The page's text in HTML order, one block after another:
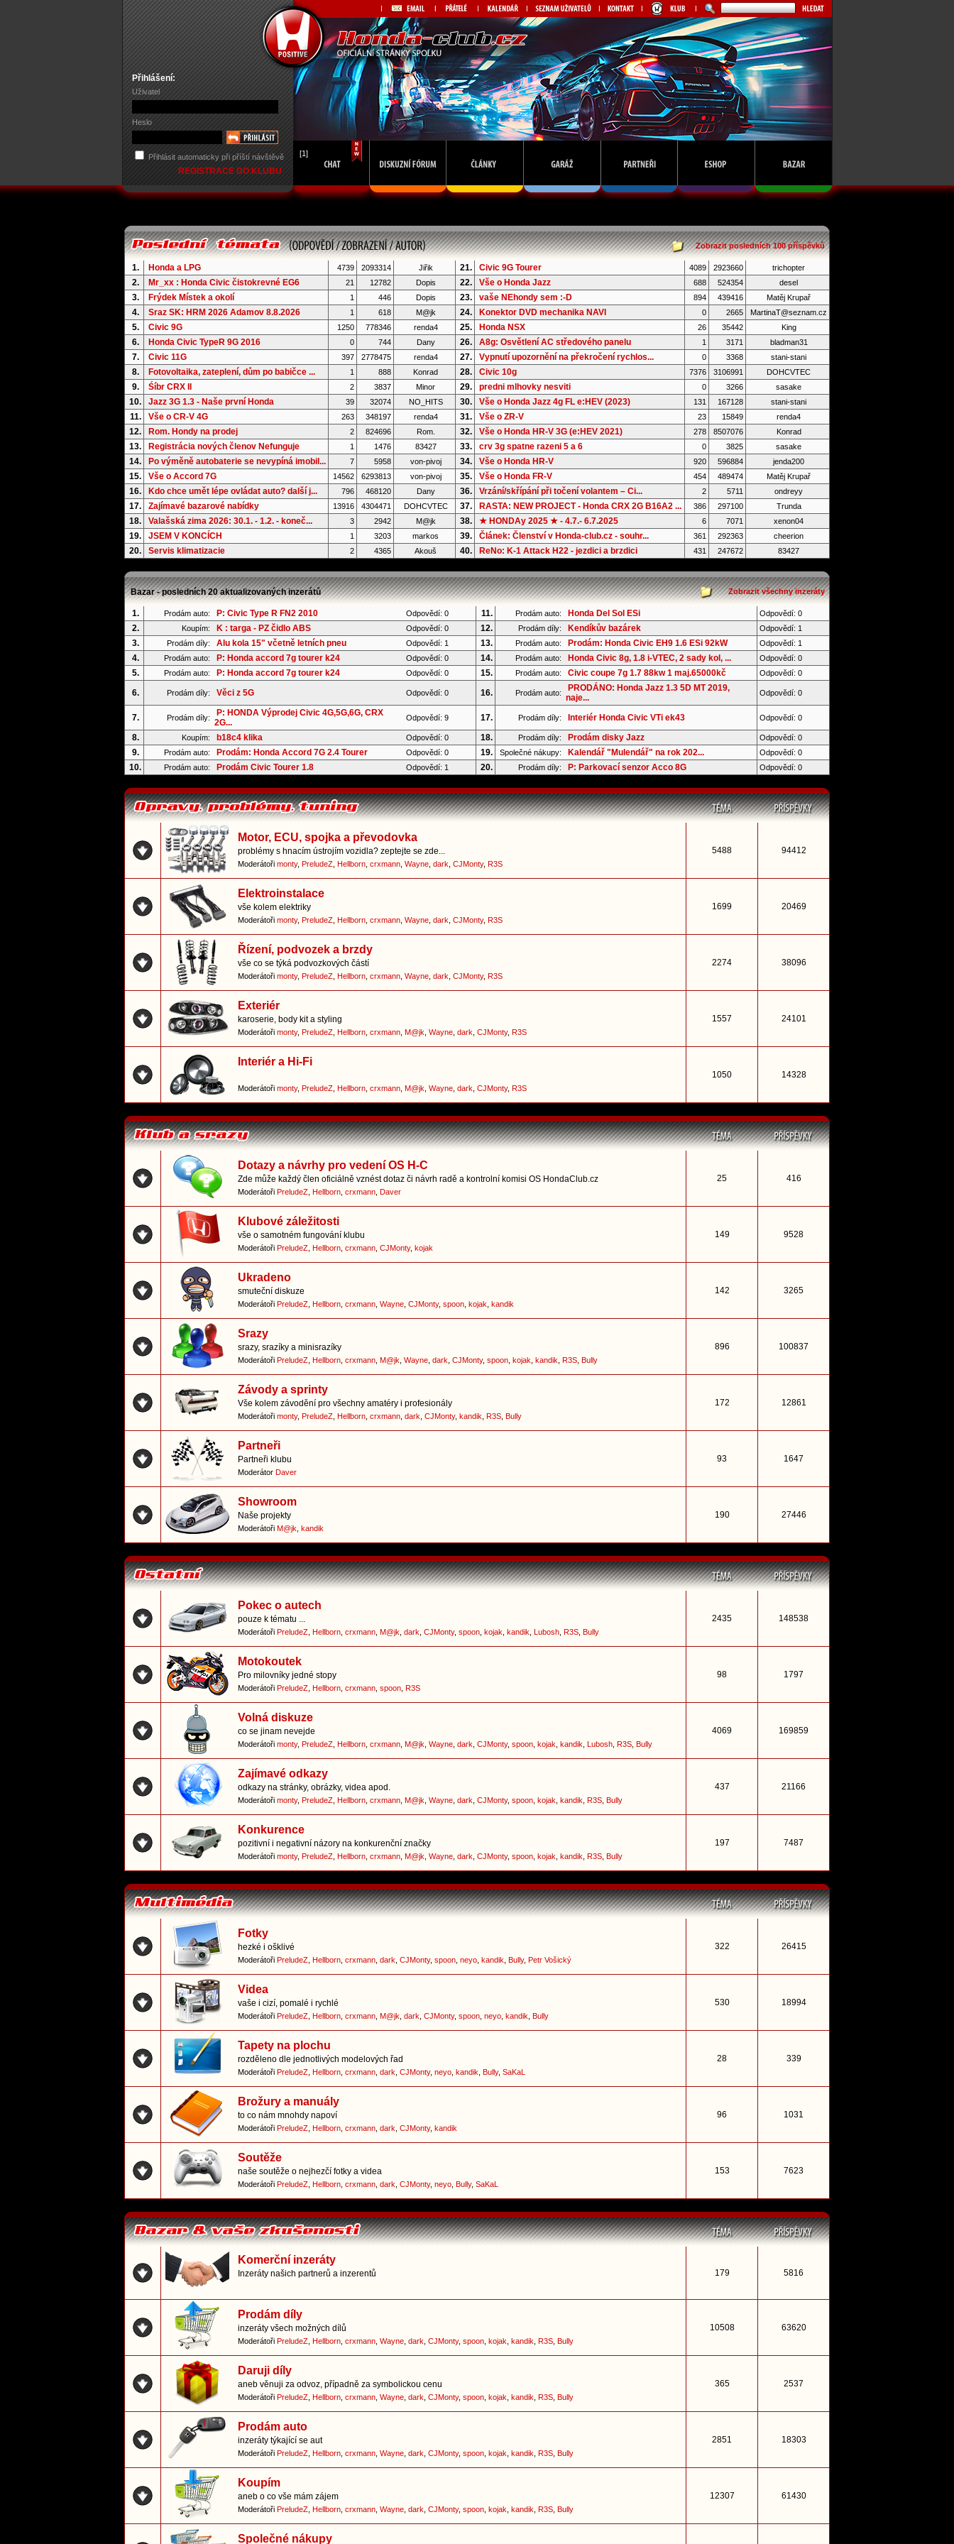
Přihlášení:
Uživatel
Heslo
Přihlásit automaticky při příští návštěvě
REGISTRACE DO KLUBU
[1]
Zobrazit posledních 100 příspěvků
1. Honda a LPG 4739 2093314 Jiřik 21. Civic 9G Tourer 4089 2923660 trichopter
2. Mr_xx : Honda Civic čistokrevné EG6 21 12782 Dopis 22. Vše o Honda Jazz 688 524354 desel
3. Frýdek Místek a okolí 1 446 Dopis 23. vaše NEhondy sem :-D 894 439416 Matěj Krupař
4. Sraz SK: HRM 2026 Adamov 8.8.2026 1 618 M@jk 24. Konektor DVD mechanika NAVI 0 2665 MartinaT@seznam.cz
5. Civic 9G 1250 778346 renda4 25. Honda NSX 26 35442 King
6. Honda Civic TypeR 9G 2016 0 744 Dany 26. A8g: Osvětlení AC středového panelu 1 3171 bladman31
7. Civic 11G 397 2778475 renda4 27. Vypnutí upozornění na překročení rychlos... 0 3368 stani-stani
8. Fotovoltaika, zateplení, dům po babičce ... 1 888 Konrad 28. Civic 10g 7376 3106991 DOHCVTEC
9. Śíbr CRX II 2 3837 Minor 29. predni mlhovky nesviti 0 3266 sasake
10. Jazz 3G 1.3 - Naše první Honda 39 32074 NO_HITS 30. Vše o Honda Jazz 4g FL e:HEV (2023) 131 167128 stani-stani
11. Vše o CR-V 4G 263 348197 renda4 31. Vše o ZR-V 23 15849 renda4
12. Rom. Hondy na prodej 2 824696 Rom. 32. Vše o Honda HR-V 3G (e:HEV 2021) 278 8507076 Konrad
13. Registrácia nových členov Nefunguje 1 1476 83427 33. crv 3g spatne razeni 5 a 6 0 3825 sasake
14. Po výměně autobaterie se nevypíná imobil... 7 5958 von-pivoj 34. Vše o Honda HR-V 920 596884 jenda200
15. Vše o Accord 7G 14562 6293813 von-pivoj 35. Vše o Honda FR-V 454 489474 Matěj Krupař
16. Kdo chce umět lépe ovládat auto? další j... 796 468120 Dany 36. Vrzání/skřípání při točení volantem – Ci... 2 5711 ondreyy
17. Zajímavé bazarové nabídky 13916 4304471 DOHCVTEC 37. RASTA: NEW PROJECT - Honda CRX 2G B16A2 ... 386 297100 Trunda
18. Valašská zima 2026: 30.1. - 1.2. - koneč... 3 2942 M@jk 38. ★ HONDAy 2025 ★ - 4.7.- 6.7.2025 6 7071 xenon04
19. JSEM V KONCÍCH 1 3203 markos 39. Článek: Členství v Honda-club.cz - souhr... 361 292363 cheerion
20. Servis klimatizacie 2 4365 Akouš 40. ReNo: K-1 Attack H22 - jezdici a brzdici 431 247672 83427
Bazar - posledních 20 aktualizovaných inzerátů Zobrazit všechny inzeráty
1. Prodám auto: P: Civic Type R FN2 2010 Odpovědí: 0 11. Prodám auto: Honda Del Sol ESi Odpovědí: 0
2. Koupím: K : targa - PZ čidlo ABS Odpovědí: 0 12. Prodám díly: Kendíkův bazárek Odpovědí: 1
3. Prodám díly: Alu kola 15" včetně letních pneu Odpovědí: 1 13. Prodám auto: Prodám: Honda Civic EH9 1.6 ESi 92kW Odpovědí: 1
4. Prodám auto: P: Honda accord 7g tourer k24 Odpovědí: 0 14. Prodám auto: Honda Civic 8g, 1.8 i-VTEC, 2 sady kol, ... Odpovědí: 0
5. Prodám auto: P: Honda accord 7g tourer k24 Odpovědí: 0 15. Prodám auto: Civic coupe 7g 1.7 88kw 1 maj.65000kč Odpovědí: 0
6. Prodám díly: Věci z 5G Odpovědí: 0 16. Prodám auto:
PRODÁNO: Honda Jazz 1.3 5D MT 2019,
naje...
Odpovědí: 0
7. Prodám díly:
P: HONDA Výprodej Civic 4G,5G,6G, CRX
2G...
Odpovědí: 9 17. Prodám díly: Interiér Honda Civic VTi ek43 Odpovědí: 0
8. Koupím: b18c4 klika Odpovědí: 0 18. Prodám díly: Prodám disky Jazz Odpovědí: 0
9. Prodám auto: Prodám: Honda Accord 7G 2.4 Tourer Odpovědí: 0 19. Společné nákupy: Kalendář "Mulendář" na rok 202... Odpovědí: 0
10. Prodám auto: Prodám Civic Tourer 1.8 Odpovědí: 1 20. Prodám díly: P: Parkovací senzor Acco 8G Odpovědí: 0
Motor, ECU, spojka a převodovka
problémy s hnacím ústrojím vozidla? zeptejte se zde...
Moderátoři monty, PreludeZ Hellborn crxmann Wayne dark CJMonty, R3S
5488 94412
Elektroinstalace
vše kolem elektriky
Moderátoři monty, PreludeZ Hellborn crxmann Wayne dark CJMonty, R3S
1699 20469
Řízení, podvozek a brzdy
vše co se týká podvozkových částí
Moderátoři monty, PreludeZ Hellborn crxmann Wayne dark CJMonty, R3S
2274 38096
Exteriér
karoserie, body kit a styling
Moderátoři monty, PreludeZ Hellborn crxmann M@jk Wayne dark CJMonty, R3S
1557 24101
Interiér a Hi-Fi
Moderátoři monty, PreludeZ Hellborn crxmann M@jk Wayne dark CJMonty, R3S
1050 14328
Dotazy a návrhy pro vedení OS H-C
Zde může každý člen oficiálně vznést dotaz či návrh radě a kontrolní komisi OS HondaClub.cz
Moderátoři PreludeZ Hellborn crxmann Daver
25 416
Klubové záležitosti
vše o samotném fungování klubu
Moderátoři PreludeZ Hellborn crxmann CJMonty, kojak
149 9528
Ukradeno
smuteční diskuze
Moderátoři PreludeZ Hellborn crxmann Wayne CJMonty, spoon kojak kandik
142 3265
Srazy
srazy, srazíky a minisrazíky
Moderátoři PreludeZ Hellborn crxmann M@jk Wayne dark CJMonty, spoon kojak kandik R3S Bully
896 100837
Závody a sprinty
Vše kolem závodění pro všechny amatéry i profesionály
Moderátoři monty, PreludeZ Hellborn crxmann dark CJMonty, kandik R3S Bully
172 12861
Partneři
Partneři klubu
Moderátor Daver
93 1647
Showroom
Naše projekty
Moderátoři M@jk kandik
190 27446
Pokec o autech
pouze k tématu ...
Moderátoři PreludeZ Hellborn crxmann M@jk dark CJMonty, spoon kojak kandik Lubosh R3S Bully
2435 148538
Motokoutek
Pro milovníky jedné stopy
Moderátoři PreludeZ Hellborn crxmann spoon R3S
98 1797
Volná diskuze
co se jinam nevejde
Moderátoři monty, PreludeZ Hellborn crxmann M@jk Wayne dark CJMonty, spoon kojak kandik Lubosh R3S Bully
4069 169859
Zajímavé odkazy
odkazy na stránky, obrázky, videa apod.
Moderátoři monty, PreludeZ Hellborn crxmann M@jk Wayne dark CJMonty, spoon kojak kandik R3S Bully
437 21166
Konkurence
pozitivní i negativní názory na konkurenční značky
Moderátoři monty, PreludeZ Hellborn crxmann M@jk Wayne dark CJMonty, spoon kojak kandik R3S Bully
197 7487
Fotky
hezké i ošklivé
Moderátoři PreludeZ Hellborn crxmann dark CJMonty, spoon neyo kandik Bully, Petr Vošický
322 26415
Videa
vaše i cizí, pomalé i rychlé
Moderátoři PreludeZ Hellborn crxmann M@jk dark CJMonty, spoon neyo kandik Bully
530 18994
Tapety na plochu
rozděleno dle jednotlivých modelových řad
Moderátoři PreludeZ Hellborn crxmann dark CJMonty, neyo kandik Bully, SaKaL
28 339
Brožury a manuály
to co nám mnohdy napoví
Moderátoři PreludeZ Hellborn crxmann dark CJMonty, kandik
96 1031
Soutěže
naše soutěže o nejhezčí fotky a videa
Moderátoři PreludeZ Hellborn crxmann dark CJMonty, neyo Bully, SaKaL
153 7623
Komerční inzeráty
Inzeráty našich partnerů a inzerentů 179 5816
Prodám díly
inzeráty všech možných dílů
Moderátoři PreludeZ Hellborn crxmann Wayne dark CJMonty, spoon kojak kandik R3S Bully
10508 63620
Daruji díly
aneb věnuji za odvoz, případně za symbolickou cenu
Moderátoři PreludeZ Hellborn crxmann Wayne dark CJMonty, spoon kojak kandik R3S Bully
365 2537
Prodám auto
inzeráty týkající se aut
Moderátoři PreludeZ Hellborn crxmann Wayne dark CJMonty, spoon kojak kandik R3S Bully
2851 18303
Koupím
aneb o co vše mám zájem
Moderátoři PreludeZ Hellborn crxmann Wayne dark CJMonty, spoon kojak kandik R3S Bully
12307 61430
Společné nákupy